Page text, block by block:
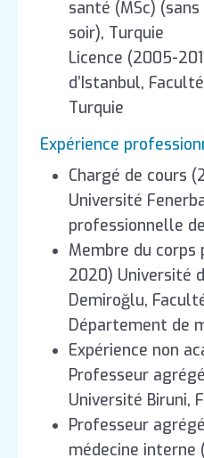
santé (MSc)
soir), Turquie
Licence (2005-
d’Istanbul,
Turquie
Expérience
Chargé de cours
Université
professionnelle
Membre du
2020) Université
Demiroğlu,
Département de
Expérience non
Professeur
Université Biruni,
Professeur
médecine